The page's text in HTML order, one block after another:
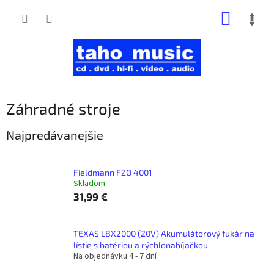
Záhradné stroje
Najpredávanejšie
Fieldmann FZO 4001
Skladom
31,99 €
TEXAS LBX2000 (20V) Akumulátorový fukár na
lístie s batériou a rýchlonabíjačkou
Na objednávku 4 - 7 dní